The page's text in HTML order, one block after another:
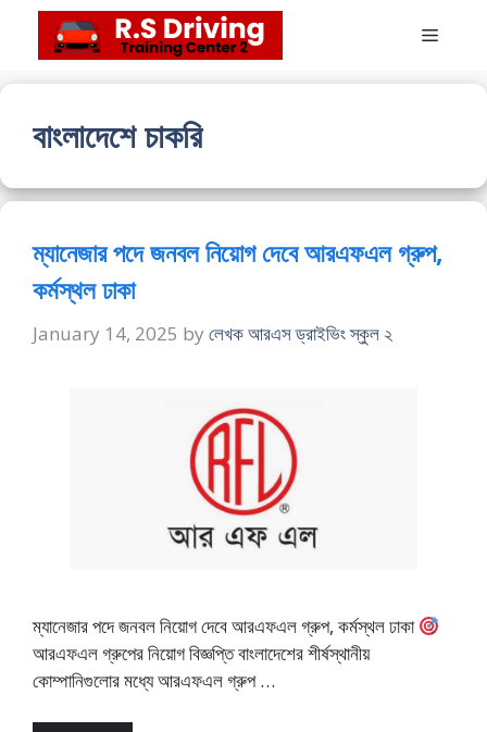
content
Menu
বাংলাদেশে চাকরি
ম্যানেজার পদে জনবল নিয়োগ দেবে আরএফএল গ্রুপ,
কর্মস্থল ঢাকা
January 14, 2025 by লেখক আরএস ড্রাইভিং স্কুল ২
ম্যানেজার পদে জনবল নিয়োগ দেবে আরএফএল গ্রুপ, কর্মস্থল ঢাকা
আরএফএল গ্রুপের নিয়োগ বিজ্ঞপ্তি বাংলাদেশের শীর্ষস্থানীয়
কোম্পানিগুলোর মধ্যে আরএফএল গ্রুপ …